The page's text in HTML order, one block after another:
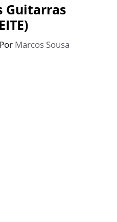
Guitarras
Por Marcos Sousa